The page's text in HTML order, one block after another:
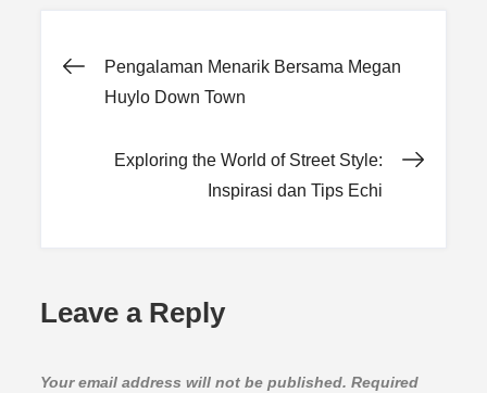
Post
Pengalaman Menarik Bersama Megan
Huylo Down Town
Exploring the World of Street Style:
Inspirasi dan Tips Echi
Leave a Reply
Your email address will not be published. Required